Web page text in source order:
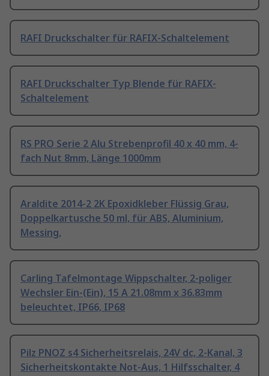
RAFI Druckschalter für RAFIX-Schaltelement
RAFI Druckschalter Typ Blende für RAFIX-
Schaltelement
RS PRO Serie 2 Alu Strebenprofil 40 x 40 mm, 4-
fach Nut 8mm, Länge 1000mm
Araldite 2014-2 2K Epoxidkleber Flüssig Grau,
Doppelkartusche 50 ml, für ABS, Aluminium,
Messing,
Carling Tafelmontage Wippschalter, 2-poliger
Wechsler Ein-(Ein), 15 A 21.08mm x 36.83mm
beleuchtet, IP66, IP68
Pilz PNOZ s4 Sicherheitsrelais, 24V dc, 2-Kanal, 3
Sicherheitskontakte Not-Aus, 1 Hilfsschalter, 4